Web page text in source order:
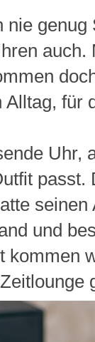
nie
für
Uhr,
und
kommen